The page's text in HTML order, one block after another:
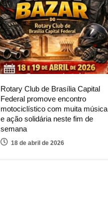
Rotary Club de Brasília Capital
Federal promove encontro
motociclístico com muita música
e ação solidária neste fim de
semana
18 de abril de 2026